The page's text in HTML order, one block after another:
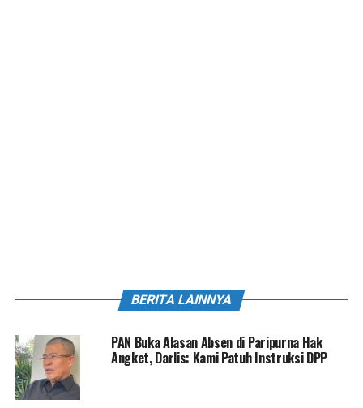
BERITA LAINNYA
PAN Buka Alasan Absen di Paripurna Hak
Angket, Darlis: Kami Patuh Instruksi DPP